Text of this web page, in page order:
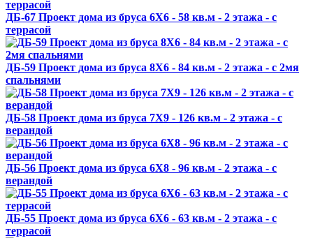
ДБ-67 Проект дома из бруса 6X6 - 58 кв.м - 2 этажа - с
террасой
ДБ-59 Проект дома из бруса 8X6 - 84 кв.м - 2 этажа - с 2мя
спальнями
ДБ-58 Проект дома из бруса 7X9 - 126 кв.м - 2 этажа - с
верандой
ДБ-56 Проект дома из бруса 6X8 - 96 кв.м - 2 этажа - с
верандой
ДБ-55 Проект дома из бруса 6X6 - 63 кв.м - 2 этажа - с
террасой